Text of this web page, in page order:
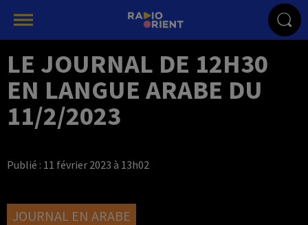
LE JOURNAL DE 12H30
EN LANGUE ARABE DU
11/2/2023
Publié : 11 février 2023 à 13h02
JOURNAL EN ARABE